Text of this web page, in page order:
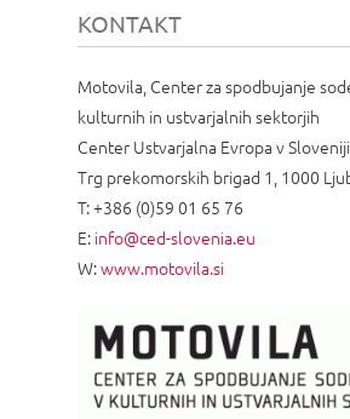
KONTAKT
Motovila, Center za spodbujanje
kulturnih in ustvarjalnih sektorjih
Center Ustvarjalna Evropa v Sloveniji
Trg prekomorskih brigad 1, 1000
T: +386 (0)59 01 65 76
E: info@ced-slovenia.eu
W:www.motovila.si